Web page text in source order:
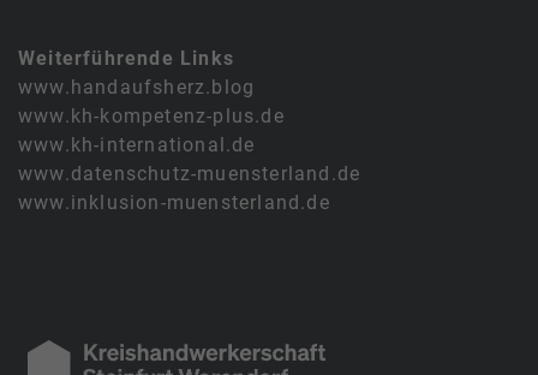
Weiterführende Links
www.handaufsherz.blog
www.kh-kompetenz-plus.de
www.kh-international.de
www.datenschutz-muensterland.de
www.inklusion-muensterland.de